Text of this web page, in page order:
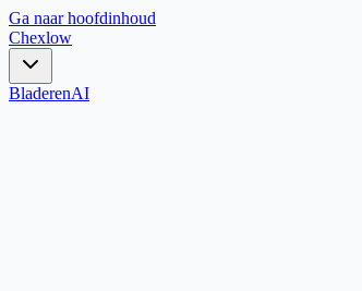
Ga naar hoofdinhoud
Chexlow
BladerenAI